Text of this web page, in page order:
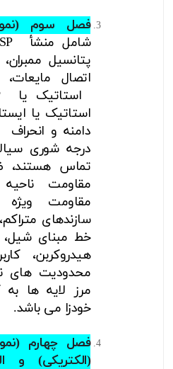
فصل سوم (
شامل منشأ
پتانسیل
اتصال مایعات،
استاتیک یا
استاتیک یا
دامنه و انحراف
درجه شوری
تماس هستند،
مقاومت ناحیه
مقاومت ویژه
سازندهای
خط مبنای شیل،
هیدروکربن،
محدودیت های
مرز لایه ها به
خودزا می باشد.
فصل چهارم
(الکتریکی) و